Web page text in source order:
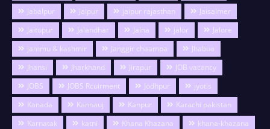
Jabalpur
Jaipur jaipur rajasthan
Jaisalmer
Jaitupur
Jalandhar Jalna jalor
Jalore
jammu & kashmir
Janggir chaampa
Jhabua
Jhansi
Jharkhand Jirapur
JOB vacancy
JOBS
JOBS Rcuirment Jodhpur
jyotis
Kanada
Kannauj Kanpur
Karachi pakistan
Karnatak
katni Khana Khazana
khana-khazana